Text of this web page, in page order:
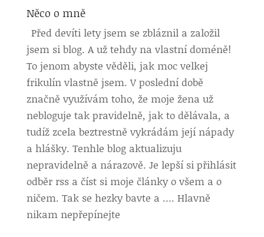
Něco o mně
Před devíti lety jsem se zbláznil a založil
jsem si blog. A už tehdy na vlastní doméně!
To jenom abyste věděli, jak moc velkej
frikulín vlastně jsem. V poslední době
značně využívám toho, že moje žena už
nebloguje tak pravidelně, jak to dělávala, a
tudíž zcela beztrestně vykrádám její nápady
a hlášky. Tenhle blog aktualizuju
nepravidelně a nárazově. Je lepší si přihlásit
odběr rss a číst si moje články o všem a o
ničem. Tak se hezky bavte a …. Hlavně
nikam nepřepínejte